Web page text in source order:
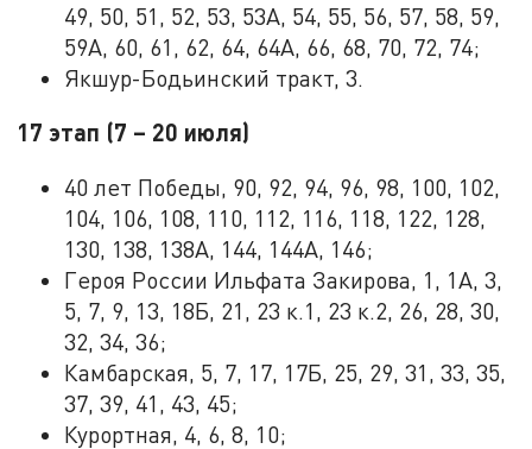
49, 50, 51, 52, 53, 53А, 54, 55, 56, 57, 58, 59,
59А, 60, 61, 62, 64, 64А, 66, 68, 70, 72, 74;
Якшур-Бодьинский тракт, 3.
17 этап (7 – 20 июля)
40 лет Победы, 90, 92, 94, 96, 98, 100, 102,
104, 106, 108, 110, 112, 116, 118, 122, 128,
130, 138, 138А, 144, 144А, 146;
Героя России Ильфата Закирова, 1, 1А, 3,
5, 7, 9, 13, 18Б, 21, 23 к.1, 23 к.2, 26, 28, 30,
32, 34, 36;
Камбарская, 5, 7, 17, 17Б, 25, 29, 31, 33, 35,
37, 39, 41, 43, 45;
Курортная, 4, 6, 8, 10;